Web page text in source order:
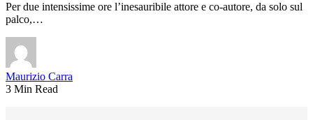
Per due intensissime ore l’inesauribile attore e co-autore, da solo sul
palco,…
Maurizio Carra
3 Min Read